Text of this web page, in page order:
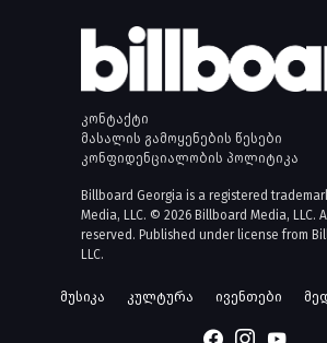
კონტაქტი
მასალის გამოყენების წესები
კონფიდენციალობის პოლიტიკა
Billboard Georgia is a registered
Media, LLC. © 2026 Billboard Media, LLC.
reserved. Published under license from
LLC.
მუსიკა კულტურა ივენთები